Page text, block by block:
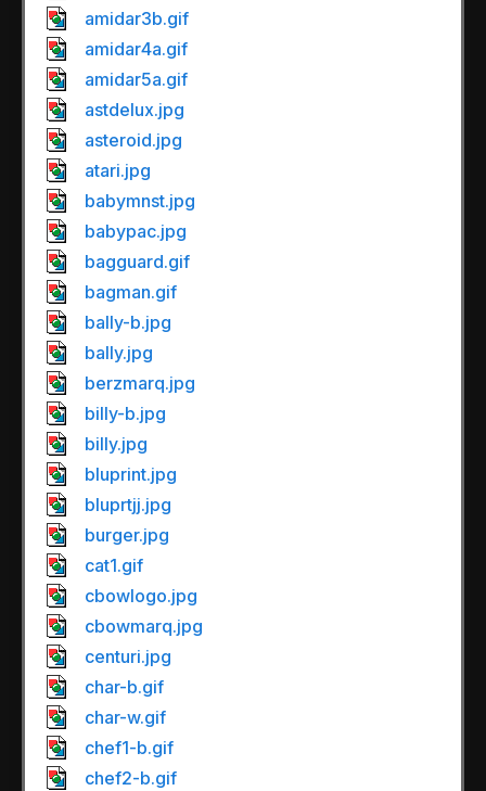
amidar3b.gif
amidar4a.gif
amidar5a.gif
astdelux.jpg
asteroid.jpg
atari.jpg
babymnst.jpg
babypac.jpg
bagguard.gif
bagman.gif
bally-b.jpg
bally.jpg
berzmarq.jpg
billy-b.jpg
billy.jpg
bluprint.jpg
bluprtjj.jpg
burger.jpg
cat1.gif
cbowlogo.jpg
cbowmarq.jpg
centuri.jpg
char-b.gif
char-w.gif
chef1-b.gif
chef2-b.gif